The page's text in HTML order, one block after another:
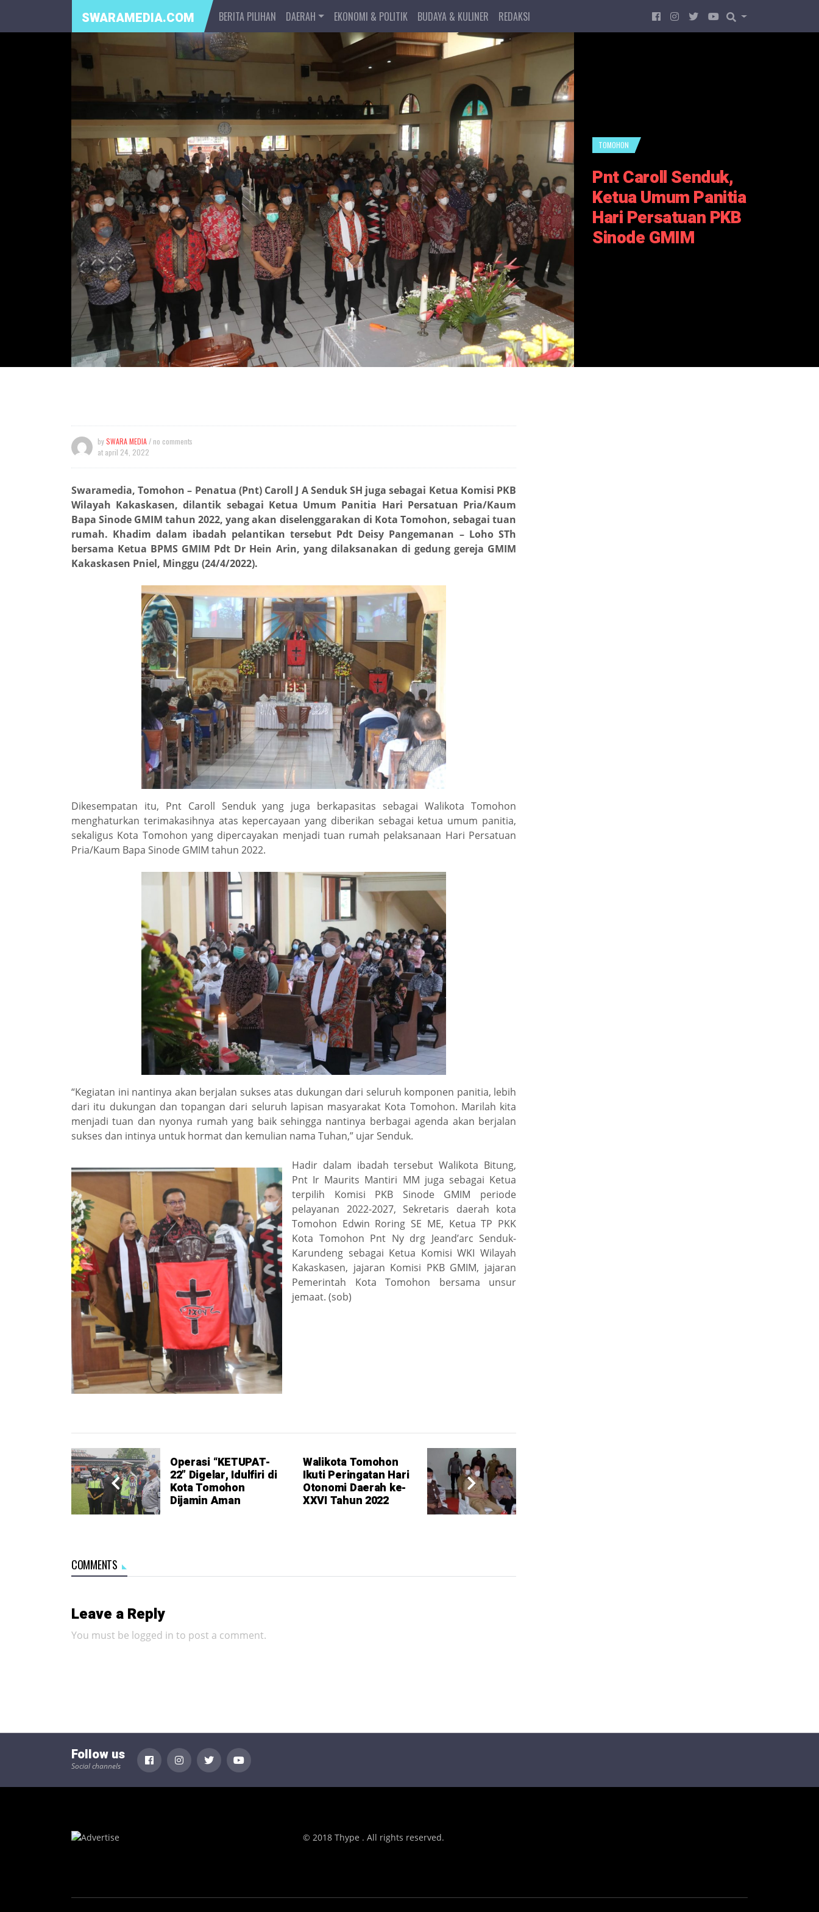
SWARAMEDIA.COM BERITA PILIHAN DAERAH EKONOMI & POLITIK BUDAYA & KULINER REDAKSI
TOMOHON
Pnt Caroll Senduk,
Ketua Umum Panitia
Hari Persatuan PKB
Sinode GMIM
bySWARA MEDIA/ no comments
at april 24, 2022
Swaramedia, Tomohon – Penatua (Pnt) Caroll J A Senduk SH juga sebagai Ketua Komisi PKB
Wilayah Kakaskasen, dilantik sebagai Ketua Umum Panitia Hari Persatuan Pria/Kaum
Bapa Sinode GMIM tahun 2022, yang akan diselenggarakan di Kota Tomohon, sebagai tuan
rumah. Khadim dalam ibadah pelantikan tersebut Pdt Deisy Pangemanan – Loho STh
bersama Ketua BPMS GMIM Pdt Dr Hein Arin, yang dilaksanakan di gedung gereja GMIM
Kakaskasen Pniel, Minggu (24/4/2022).
Dikesempatan itu, Pnt Caroll Senduk yang juga berkapasitas sebagai Walikota Tomohon
menghaturkan terimakasihnya atas kepercayaan yang diberikan sebagai ketua umum panitia,
sekaligus Kota Tomohon yang dipercayakan menjadi tuan rumah pelaksanaan Hari Persatuan
Pria/Kaum Bapa Sinode GMIM tahun 2022.
“Kegiatan ini nantinya akan berjalan sukses atas dukungan dari seluruh komponen panitia, lebih
dari itu dukungan dan topangan dari seluruh lapisan masyarakat Kota Tomohon. Marilah kita
menjadi tuan dan nyonya rumah yang baik sehingga nantinya berbagai agenda akan berjalan
sukses dan intinya untuk hormat dan kemulian nama Tuhan,” ujar Senduk.
Hadir dalam ibadah tersebut Walikota Bitung,
Pnt Ir Maurits Mantiri MM juga sebagai Ketua
terpilih Komisi PKB Sinode GMIM periode
pelayanan 2022-2027, Sekretaris daerah kota
Tomohon Edwin Roring SE ME, Ketua TP PKK
Kota Tomohon Pnt Ny drg Jeand’arc Senduk-
Karundeng sebagai Ketua Komisi WKI Wilayah
Kakaskasen, jajaran Komisi PKB GMIM, jajaran
Pemerintah Kota Tomohon bersama unsur
jemaat. (sob)
Operasi “KETUPAT-
22” Digelar, Idulfiri di
Kota Tomohon
Dijamin Aman
Walikota Tomohon
Ikuti Peringatan Hari
Otonomi Daerah ke-
XXVI Tahun 2022
COMMENTS
Leave a Reply
You must be logged in to post a comment.
Follow us
Social channels
© 2018 Thype . All rights reserved.